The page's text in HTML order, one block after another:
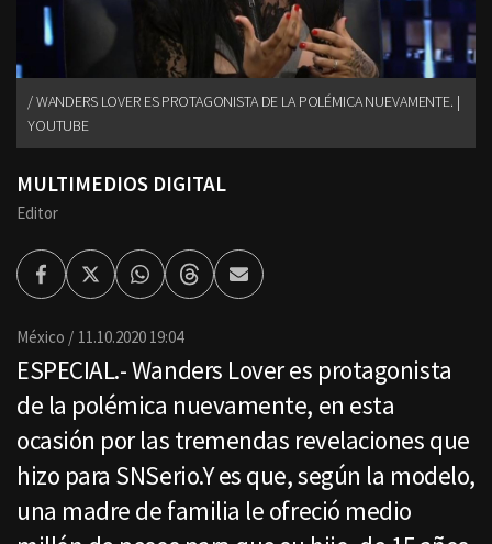
WANDERS LOVER ES PROTAGONISTA DE LA POLÉMICA NUEVAMENTE. |
YOUTUBE
MULTIMEDIOS DIGITAL
Editor
FacebookTwitterWhatsappThreadsEnviar
por
México 11.10.2020 19:04
ESPECIAL.- Wanders Lover es protagonista
de la polémica nuevamente, en esta
ocasión por las tremendas revelaciones que
hizo para SNSerio.Y es que, según la modelo,
una madre de familia le ofreció medio